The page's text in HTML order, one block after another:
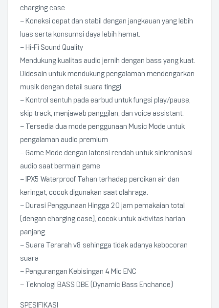
charging case.
– Koneksi cepat dan stabil dengan jangkauan yang lebih
luas serta konsumsi daya lebih hemat.
– Hi-Fi Sound Quality
Mendukung kualitas audio jernih dengan bass yang kuat.
Didesain untuk mendukung pengalaman mendengarkan
musik dengan detail suara tinggi.
– Kontrol sentuh pada earbud untuk fungsi play/pause,
skip track, menjawab panggilan, dan voice assistant.
– Tersedia dua mode penggunaan Music Mode untuk
pengalaman audio premium
– Game Mode dengan latensi rendah untuk sinkronisasi
audio saat bermain game
– IPX5 Waterproof Tahan terhadap percikan air dan
keringat, cocok digunakan saat olahraga.
– Durasi Penggunaan Hingga 20 jam pemakaian total
(dengan charging case), cocok untuk aktivitas harian
panjang.
– Suara Terarah v8 sehingga tidak adanya kebocoran
suara
– Pengurangan Kebisingan 4 Mic ENC
– Teknologi BASS DBE (Dynamic Bass Enchance)
SPESIFIKASI